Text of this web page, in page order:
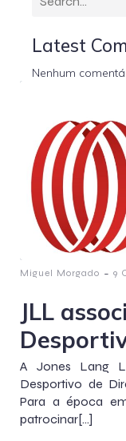
Latest
Nenhum
Miguel Morgado - 9
JLL
A Jones Lang
Desportivo de
Para a época
patrocinar[…]